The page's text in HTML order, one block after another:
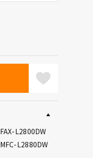
FAX-L2800DW
MFC-L2880DW